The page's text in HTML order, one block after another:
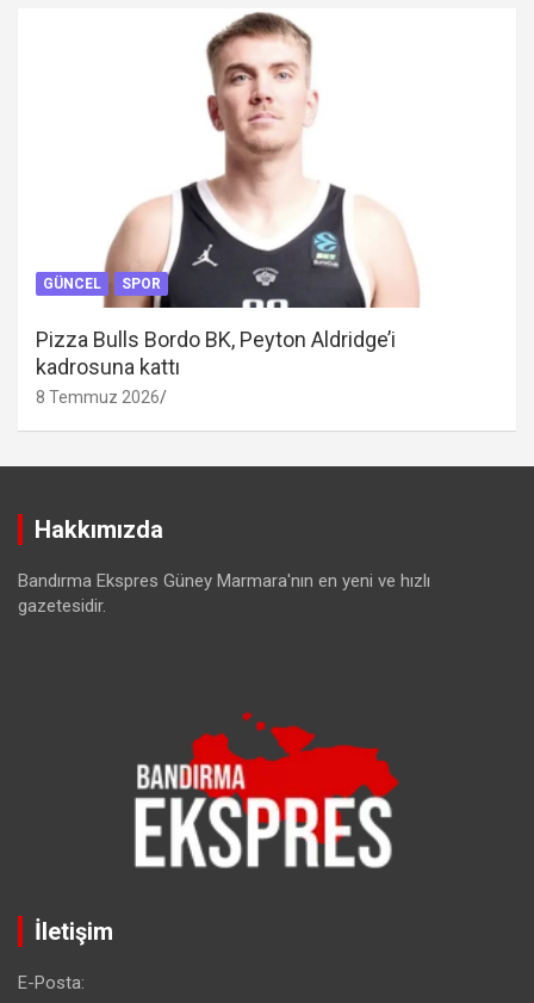
GÜNCEL SPOR
Pizza Bulls Bordo BK, Peyton Aldridge’i
kadrosuna kattı
8 Temmuz 2026
Hakkımızda
Bandırma Ekspres Güney Marmara'nın en yeni ve hızlı
gazetesidir.
İletişim
E-Posta: